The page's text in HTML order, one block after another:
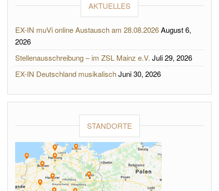
AKTUELLES
EX-IN muVi online Austausch am 28.08.2026August 6,
2026
Stellenausschreibung – im ZSL Mainz e.V. Juli 29, 2026
EX-IN Deutschland musikalischJuni 30, 2026
STANDORTE